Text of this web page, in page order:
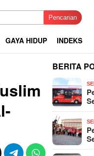
Pencarian
GAYA HIDUP INDEKS
BERITA